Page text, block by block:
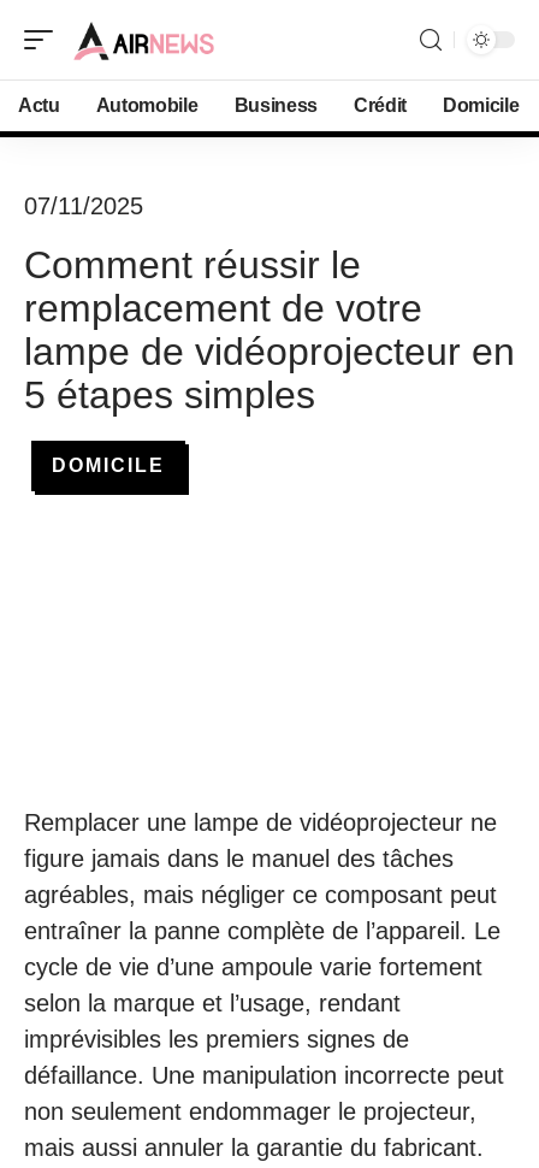
Actu Automobile Business Crédit Domicile
07/11/2025
Comment réussir le
remplacement de votre
lampe de vidéoprojecteur en
5 étapes simples
DOMICILE
Remplacer une lampe de vidéoprojecteur ne
figure jamais dans le manuel des tâches
agréables, mais négliger ce composant peut
entraîner la panne complète de l’appareil. Le
cycle de vie d’une ampoule varie fortement
selon la marque et l’usage, rendant
imprévisibles les premiers signes de
défaillance. Une manipulation incorrecte peut
non seulement endommager le projecteur,
mais aussi annuler la garantie du fabricant.